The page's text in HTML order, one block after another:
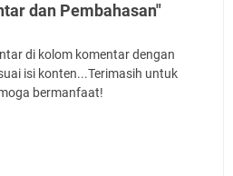
dan Pembahasan"
di kolom komentar dengan
isi konten...Terimasih untuk
bermanfaat!